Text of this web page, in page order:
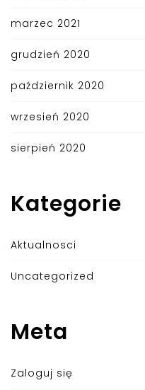
marzec 2021
grudzień 2020
październik 2020
wrzesień 2020
sierpień 2020
Kategorie
Aktualnosci
Uncategorized
Meta
Zaloguj się